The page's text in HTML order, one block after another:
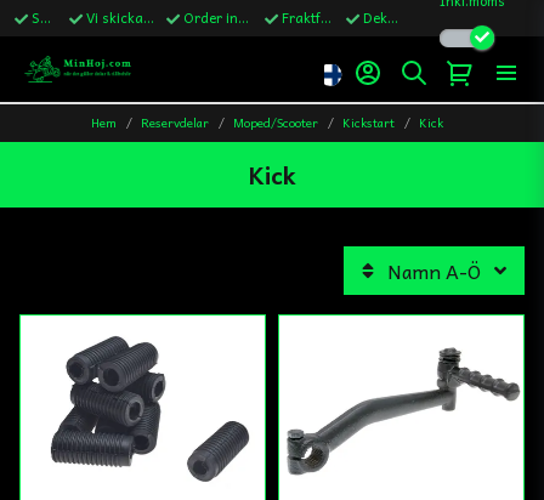
Snabba leveranser Vi skickar till Sverige,Danmark & Finland Order innan kl.13 skickas samma vardag Fraktfritt över 1200kr till Sverige Dekaler ingår i alla ordrar
Hem Reservdelar Moped/Scooter Kickstart Kick
Kick
Namn A-Ö